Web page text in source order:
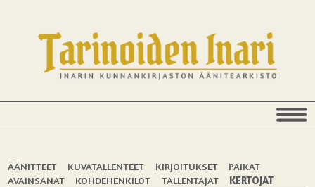
ÄÄNITTEET KUVATALLENTEET KIRJOITUKSET
PAIKAT
AVAINSANAT
KOHDEHENKILÖT TALLENTAJAT KERTOJAT